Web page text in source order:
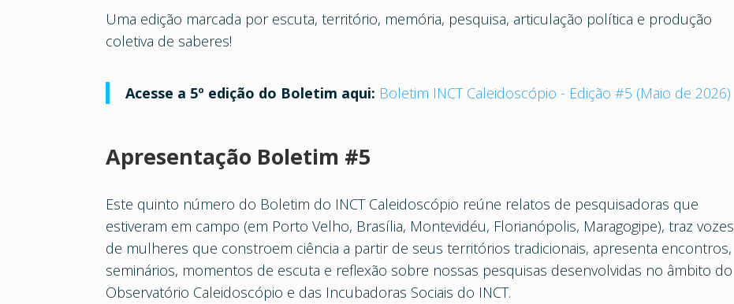
Uma edição marcada por escuta, território, memória, pesquisa, articulação política e produção
coletiva de saberes!
Acesse a 5º edição do Boletim aqui: Boletim INCT Caleidoscópio - Edição #5 (Maio de 2026)
Apresentação Boletim #5
Este quinto número do Boletim do INCT Caleidoscópio reúne relatos de pesquisadoras que
estiveram em campo (em Porto Velho, Brasília, Montevidéu, Florianópolis, Maragogipe), traz vozes
de mulheres que constroem ciência a partir de seus territórios tradicionais, apresenta encontros,
seminários, momentos de escuta e reflexão sobre nossas pesquisas desenvolvidas no âmbito do
Observatório Caleidoscópio e das Incubadoras Sociais do INCT.